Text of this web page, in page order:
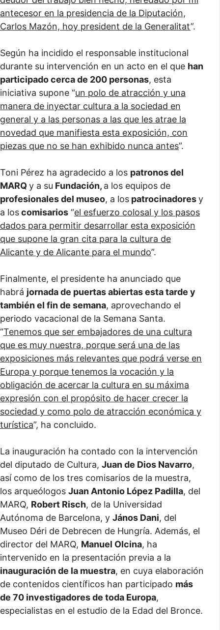
antecesor en la presidencia de la Diputación,
Carlos Mazón, hoy president de la Generalitat”.
Según ha incidido el responsable institucional
durante su intervención en un acto en el que han
participado cerca de 200 personas, esta
iniciativa supone “un polo de atracción y una
manera de inyectar cultura a la sociedad en
general y a las personas a las que les atrae la
novedad que manifiesta esta exposición, con
piezas que no se han exhibido nunca antes”.
Toni Pérez ha agradecido a los patronos del
MARQy a su Fundación, a los equipos de
profesionales del museo, a los patrocinadoresy
a loscomisarios “el esfuerzo colosal y los pasos
dados para permitir desarrollar esta exposición
que supone la gran cita para la cultura de
Alicante y de Alicante para el mundo”.
Finalmente, el presidente ha anunciado que
habrá jornada de puertas abiertas esta tarde y
también el fin de semana, aprovechando el
periodo vacacional de la Semana Santa.
“Tenemos que ser embajadores de una cultura
que es muy nuestra, porque será una de las
exposiciones más relevantes que podrá verse en
Europa y porque tenemos la vocación y la
obligación de acercar la cultura en su máxima
expresión con el propósito de hacer crecer la
sociedad y como polo de atracción económica y
turística”, ha concluido.
La inauguración ha contado con la intervención
del diputado de Cultura, Juan de Dios Navarro,
así como de los tres comisarios de la muestra,
los arqueólogos Juan Antonio López Padilla, del
MARQ, Robert Risch, de la Universidad
Autónoma de Barcelona, y János Dani, del
Museo Déri de Debrecen de Hungría. Además, el
director del MARQ, Manuel Olcina, ha
intervenido en la presentación previa a la
inauguración de la muestra, en cuya elaboración
de contenidos científicos han participado más
de 70 investigadores de toda Europa,
especialistas en el estudio de la Edad del Bronce.